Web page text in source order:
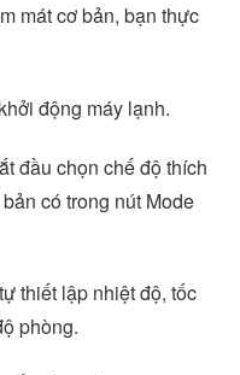
mát cơ bản, bạn thực
động máy lạnh.
đầu chọn chế độ thích
có trong nút Mode
thiết lập nhiệt độ, tốc
phòng.